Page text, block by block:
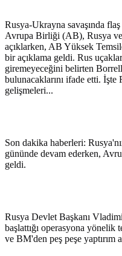
Rusya-Ukrayna savaşında
Avrupa Birliği (AB), Rusya ve
açıklarken, AB Yüksek
bir açıklama geldi. Rus
giremeyeceğini belirten
bulunacaklarını ifade etti. İşte
gelişmeleri...
Son dakika haberleri:
gününde devam ederken,
geldi.
Rusya Devlet Başkanı
başlattığı operasyona
ve BM'den peş peşe yaptırım